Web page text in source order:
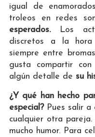
igual de
troleos en redes
esperados.Los
discretos a la
siempre entre
gusta compartir
algún detalle de su
¿Y qué han hecho
especial? Pues salir
cualquier otra
mucho humor. Para